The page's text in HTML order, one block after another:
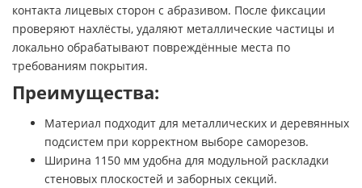
контакта лицевых сторон с абразивом. После фиксации
проверяют нахлёсты, удаляют металлические частицы и
локально обрабатывают повреждённые места по
требованиям покрытия.
Преимущества:
Материал подходит для металлических и деревянных
подсистем при корректном выборе саморезов.
Ширина 1150 мм удобна для модульной раскладки
стеновых плоскостей и заборных секций.